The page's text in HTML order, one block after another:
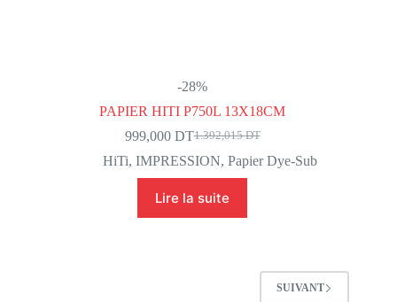
-28%
PAPIER HITI P750L 13X18CM
1.392,015DT
Le
prix
était :
1.392,015 DT.
999,000 DTLe
prix
999,000 DT.
HiTi,IMPRESSION,Papier Dye-Sub
Lire la suite
SUIVANT